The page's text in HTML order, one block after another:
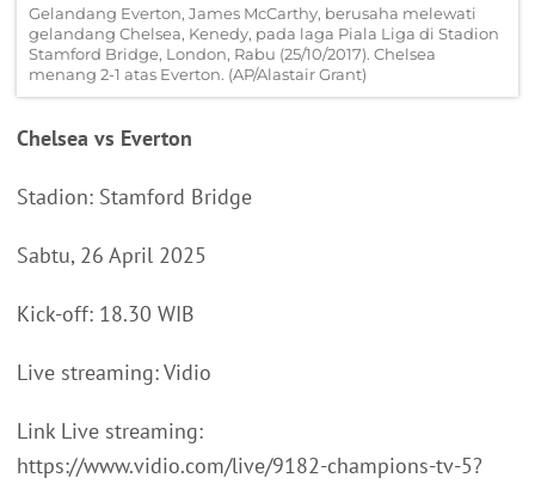
Gelandang Everton, James McCarthy, berusaha melewati
gelandang Chelsea, Kenedy, pada laga Piala Liga di Stadion
Stamford Bridge, London, Rabu (25/10/2017). Chelsea
menang 2-1 atas Everton. (AP/Alastair Grant)
Chelsea vs Everton
Stadion: Stamford Bridge
Sabtu, 26 April 2025
Kick-off: 18.30 WIB
Live streaming: Vidio
Link Live streaming:
https://www.vidio.com/live/9182-champions-tv-5?